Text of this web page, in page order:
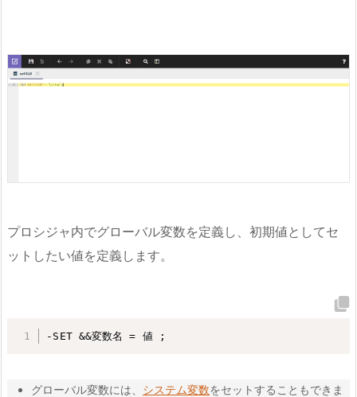
プロシジャ内でグローバル変数を定義し、初期値としてセ
ットしたい値を定義します。
-SET &&変数名 = 値 ;
グローバル変数には、 システム変数をセットすることもできま